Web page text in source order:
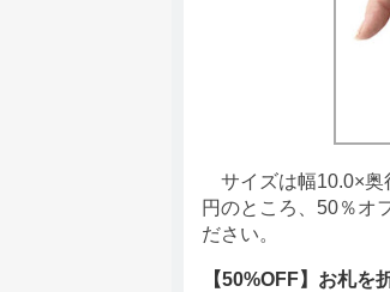
サイズは幅10.0×奥
円のところ、50％オ
ださい。
【50%OFF】お札